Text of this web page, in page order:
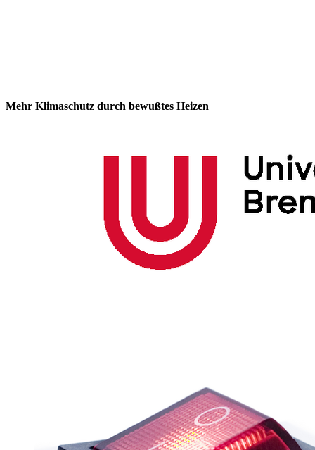
Mehr Klimaschutz durch bewußtes Heizen